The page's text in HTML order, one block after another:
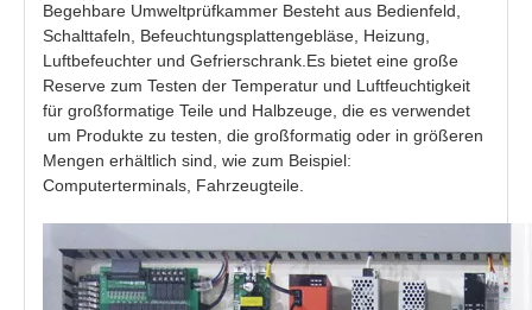
Begehbare Umweltprüfkammer Besteht aus Bedienfeld,
Schalttafeln, Befeuchtungsplattengebläse, Heizung,
Luftbefeuchter und Gefrierschrank.Es bietet eine große
Reserve zum Testen der Temperatur und Luftfeuchtigkeit
für großformatige Teile und Halbzeuge, die es verwendet
um Produkte zu testen, die großformatig oder in größeren
Mengen erhältlich sind, wie zum Beispiel:
Computerterminals, Fahrzeugteile.